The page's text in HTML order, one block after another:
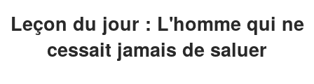
Leçon du jour : L'homme qui ne
cessait jamais de saluer